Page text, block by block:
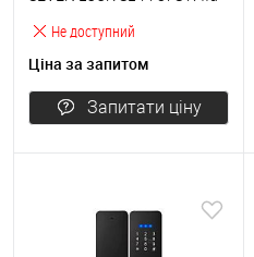
Не доступний
Ціна за запитом
Запитати ціну